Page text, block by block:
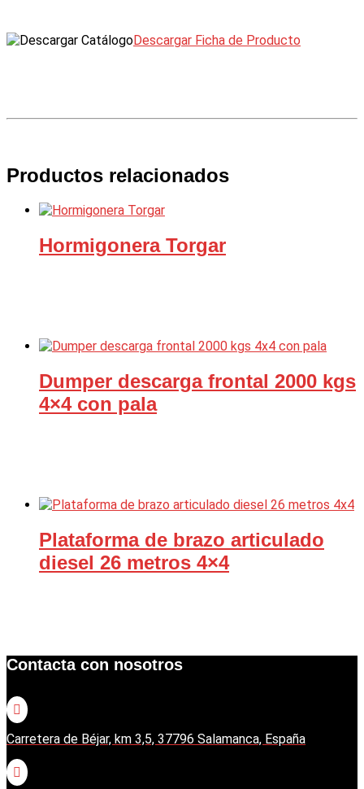
Descargar Ficha de Producto
Productos relacionados
Hormigonera Torgar
Dumper descarga frontal 2000 kgs
4×4 con pala
Plataforma de brazo articulado
diesel 26 metros 4×4
Contacta con nosotros

Carretera de Béjar, km 3,5, 37796 Salamanca, España
